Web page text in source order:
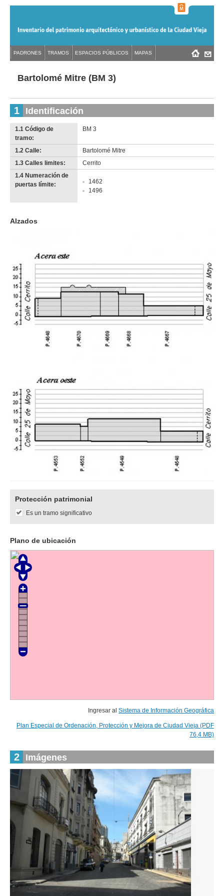
navigation
Back
topBartolomé Mitre (BM 3)
1 Identificación
1.1 Código de
tramo:
BM 3
1.2 Calle:
Bartolomé Mitre
1.3 Calles limites:
Cerrito
1.4 Numeración de
puertas límite:
1462
1496
Alzados
Descargar
original
Protección patrimonial
Es un tramo significativo
Plano de ubicación
Ingresar al Sistema de Información Geográfica
Plan Especial de Ordenación, Protección y Mejora de Ciudad Vieja (PDF
76,4 MB)
2 Imágenes
Back
to Menú
PADRONES TRAMOS ESPACIOS PÚBLICOS MAPAS